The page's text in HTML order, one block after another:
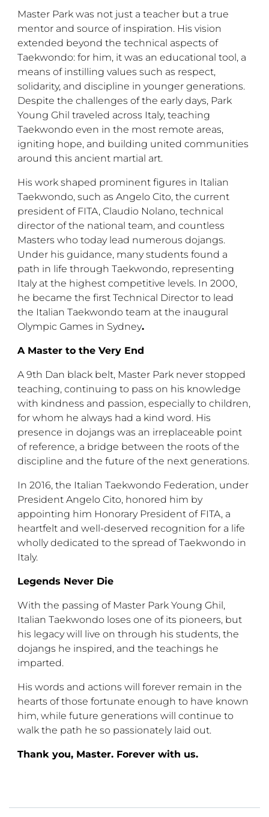
Master Park was not just a teacher but a true
mentor and source of inspiration. His vision
extended beyond the technical aspects of
Taekwondo: for him, it was an educational tool, a
means of instilling values such as respect,
solidarity, and discipline in younger generations.
Despite the challenges of the early days, Park
Young Ghil traveled across Italy, teaching
Taekwondo even in the most remote areas,
igniting hope, and building united communities
around this ancient martial art.
His work shaped prominent figures in Italian
Taekwondo, such as Angelo Cito, the current
president of FITA, Claudio Nolano, technical
director of the national team, and countless
Masters who today lead numerous dojangs.
Under his guidance, many students found a
path in life through Taekwondo, representing
Italy at the highest competitive levels. In 2000,
he became the first Technical Director to lead
the Italian Taekwondo team at the inaugural
Olympic Games in Sydney.
A Master to the Very End
A 9th Dan black belt, Master Park never stopped
teaching, continuing to pass on his knowledge
with kindness and passion, especially to children,
for whom he always had a kind word. His
presence in dojangs was an irreplaceable point
of reference, a bridge between the roots of the
discipline and the future of the next generations.
In 2016, the Italian Taekwondo Federation, under
President Angelo Cito, honored him by
appointing him Honorary President of FITA, a
heartfelt and well-deserved recognition for a life
wholly dedicated to the spread of Taekwondo in
Italy.
Legends Never Die
With the passing of Master Park Young Ghil,
Italian Taekwondo loses one of its pioneers, but
his legacy will live on through his students, the
dojangs he inspired, and the teachings he
imparted.
His words and actions will forever remain in the
hearts of those fortunate enough to have known
him, while future generations will continue to
walk the path he so passionately laid out.
Thank you, Master. Forever with us.